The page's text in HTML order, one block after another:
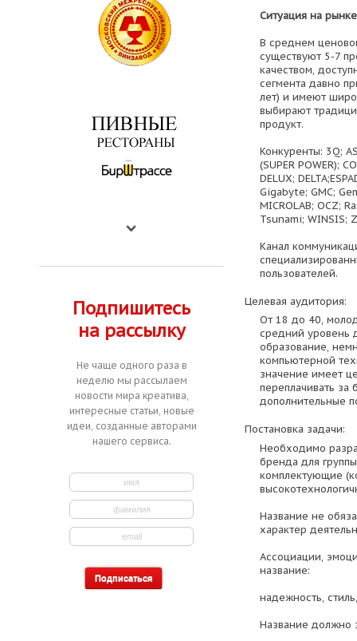
Подпишитесь
на рассылку
Не чаще одного раза в
неделю мы рассылаем
новости мира креатива,
интересные статьи, новые
идеи, созданные авторами
нашего сервиса.
Ситуация на рынке
В среднем
существуют 5-7
качеством,
сегмента давно
лет) и имеют
выбирают
продукт.
Конкуренты: 3Q;
(SUPER POWER);
DELUX;
Gigabyte; GMC;
MICROLAB; OCZ;
Tsunami; WINSIS;
Канал
пользователей.
Целевая аудитория:
От 18 до 40,
средний уровень
образование,
компьютерной
значение имеет
переплачивать за
дополнительные
Постановка задачи:
Необходимо
бренда для
комплектующие
Название не
характер
Ассоциации,
название:
надежность,
Название должно